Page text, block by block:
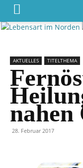
AKTUELLES TITELTHEMA
nahen
28. Februar 2017